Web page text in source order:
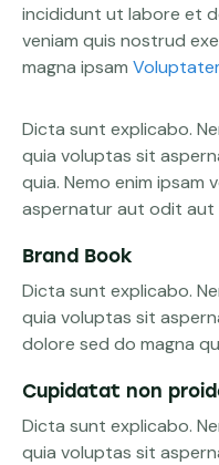
incididunt ut labore et
veniam quis nostrud
magna ipsam
Dicta sunt explicabo.
quia voluptas sit
quia. Nemo enim
aspernatur aut odit aut
Brand Book
Dicta sunt explicabo.
quia voluptas sit
dolore sed do magna
Cupidatat non
Dicta sunt explicabo.
quia voluptas sit